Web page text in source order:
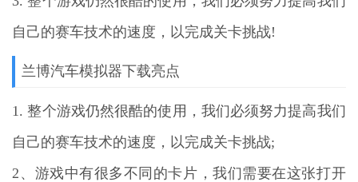
自己的赛车技术的速度，以完成关卡挑战!
兰博汽车模拟器下载亮点
1. 整个游戏仍然很酷的使用，我们必须努力提高我们
自己的赛车技术的速度，以完成关卡挑战;
2、游戏中有很多不同的卡片，我们需要在这张打开